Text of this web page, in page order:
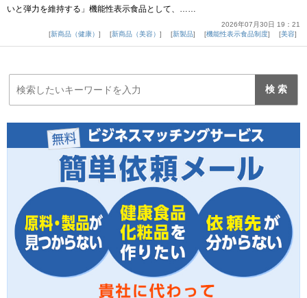
いと弾力を維持する」機能性表示食品として、……
2026年07月30日 19：21
新商品（健康）
新商品（美容） 新製品 機能性表示食品制度 美容